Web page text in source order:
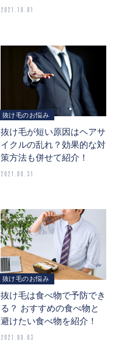
2021.10.01
抜け毛のお悩み
抜け毛が短い原因はヘアサ
イクルの乱れ？効果的な対
策方法も併せて紹介！
2021.08.31
抜け毛のお悩み
抜け毛は食べ物で予防でき
る？ おすすめの食べ物と
避けたい食べ物を紹介！
2021.08.03